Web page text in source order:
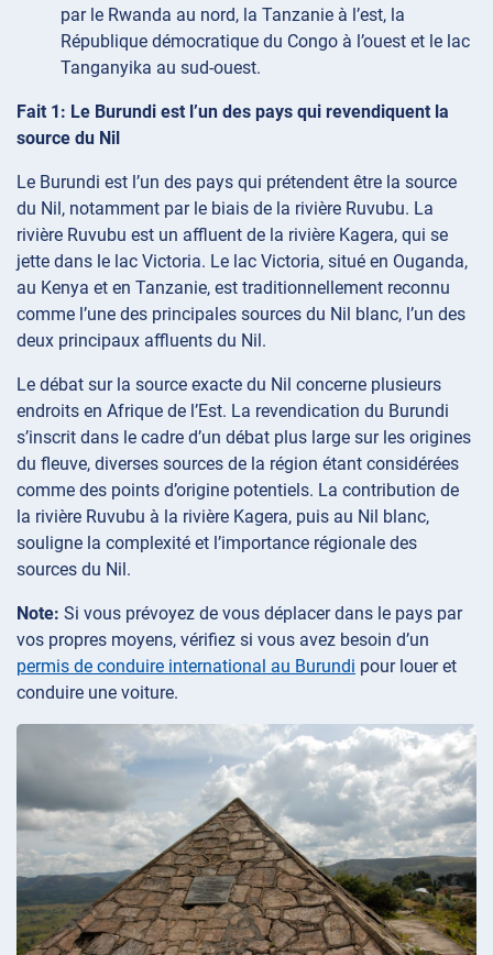
par le Rwanda au nord, la Tanzanie à l’est, la
République démocratique du Congo à l’ouest et le lac
Tanganyika au sud-ouest.
Fait 1: Le Burundi est l’un des pays qui revendiquent la
source du Nil
Le Burundi est l’un des pays qui prétendent être la source
du Nil, notamment par le biais de la rivière Ruvubu. La
rivière Ruvubu est un affluent de la rivière Kagera, qui se
jette dans le lac Victoria. Le lac Victoria, situé en Ouganda,
au Kenya et en Tanzanie, est traditionnellement reconnu
comme l’une des principales sources du Nil blanc, l’un des
deux principaux affluents du Nil.
Le débat sur la source exacte du Nil concerne plusieurs
endroits en Afrique de l’Est. La revendication du Burundi
s’inscrit dans le cadre d’un débat plus large sur les origines
du fleuve, diverses sources de la région étant considérées
comme des points d’origine potentiels. La contribution de
la rivière Ruvubu à la rivière Kagera, puis au Nil blanc,
souligne la complexité et l’importance régionale des
sources du Nil.
Note: Si vous prévoyez de vous déplacer dans le pays par
vos propres moyens, vérifiez si vous avez besoin d’un
permis de conduire international au Burundi pour louer et
conduire une voiture.